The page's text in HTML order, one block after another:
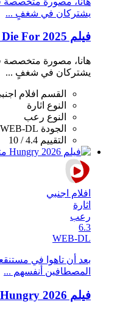
يشتركان في شغفٍ ...
فيلم Dinner to Die For 2025 مترجم HD
هانا، مصورة متخصصة
يشتركان في شغفٍ ...
القسم
افلام
النوع اثارة
النوع رعب
الجودة WEB-DL
التقييم 4.4 / 10
افلام اجنبي
اثارة
رعب
6.3
WEB-DL
بعد أن تاهوا في
المصطافين أنفسهم ...
فيلم Hungry 2026 مترجم HD